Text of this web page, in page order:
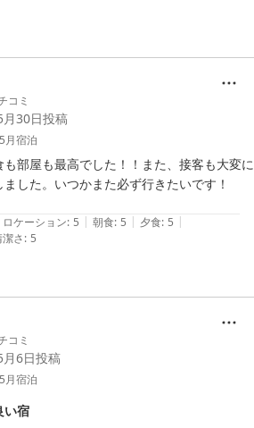
コミ
30日投稿
月宿泊
部屋も最高でした！！また、接客も大変に
した。いつかまた必ず行きたいです！
ロケーション: 5 | 朝食: 5 | 夕食: 5 |
さ: 5
コミ
6日投稿
月宿泊
い宿